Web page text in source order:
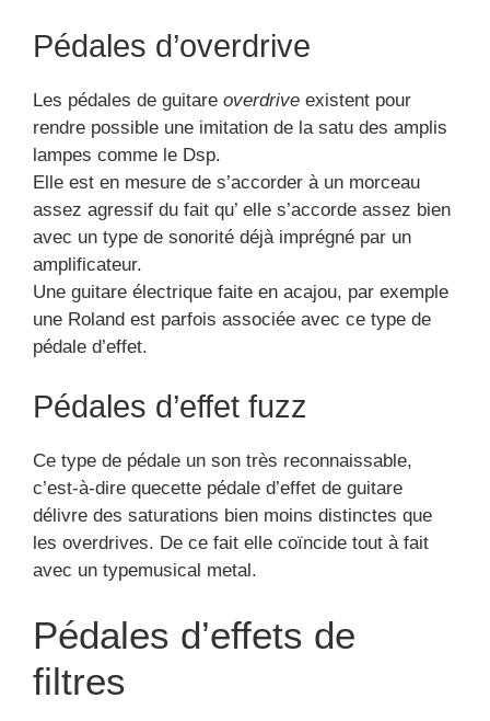
Pédales d’overdrive
Les pédales de guitare overdrive existent pour
rendre possible une imitation de la satu des amplis
lampes comme le Dsp.
Elle est en mesure de s’accorder à un morceau
assez agressif du fait qu’ elle s’accorde assez bien
avec un type de sonorité déjà imprégné par un
amplificateur.
Une guitare électrique faite en acajou, par exemple
une Roland est parfois associée avec ce type de
pédale d’effet.
Pédales d’effet fuzz
Ce type de pédale un son très reconnaissable,
c’est-à-dire quecette pédale d’effet de guitare
délivre des saturations bien moins distinctes que
les overdrives. De ce fait elle coïncide tout à fait
avec un typemusical metal.
Pédales d’effets de
filtres